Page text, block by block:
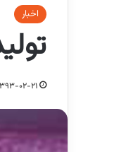
اخبار
02-21